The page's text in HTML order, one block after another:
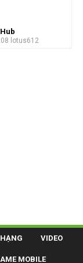
lotus612
VIDEO
MOBILE